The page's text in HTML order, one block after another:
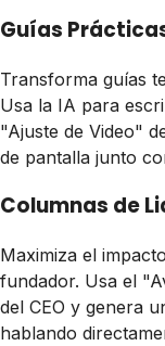
Guías
Transforma guías
Usa la IA para
"Ajuste de Video"
de pantalla junto
Columnas de
Maximiza el
fundador. Usa el
del CEO y genera
hablando